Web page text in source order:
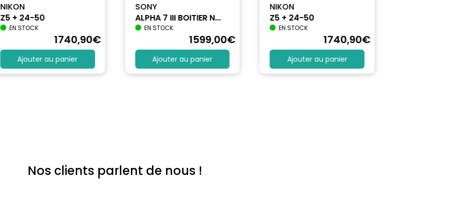
NIKON
Z5 + 24-50
EN STOCK
1740,90€
Ajouter au panier
SONY
ALPHA 7 III BOITIER N...
EN STOCK
1599,00€
Ajouter au panier
NIKON
Z5 + 24-50
EN STOCK
1740,90€
Ajouter au panier
Nos clients parlent de nous !